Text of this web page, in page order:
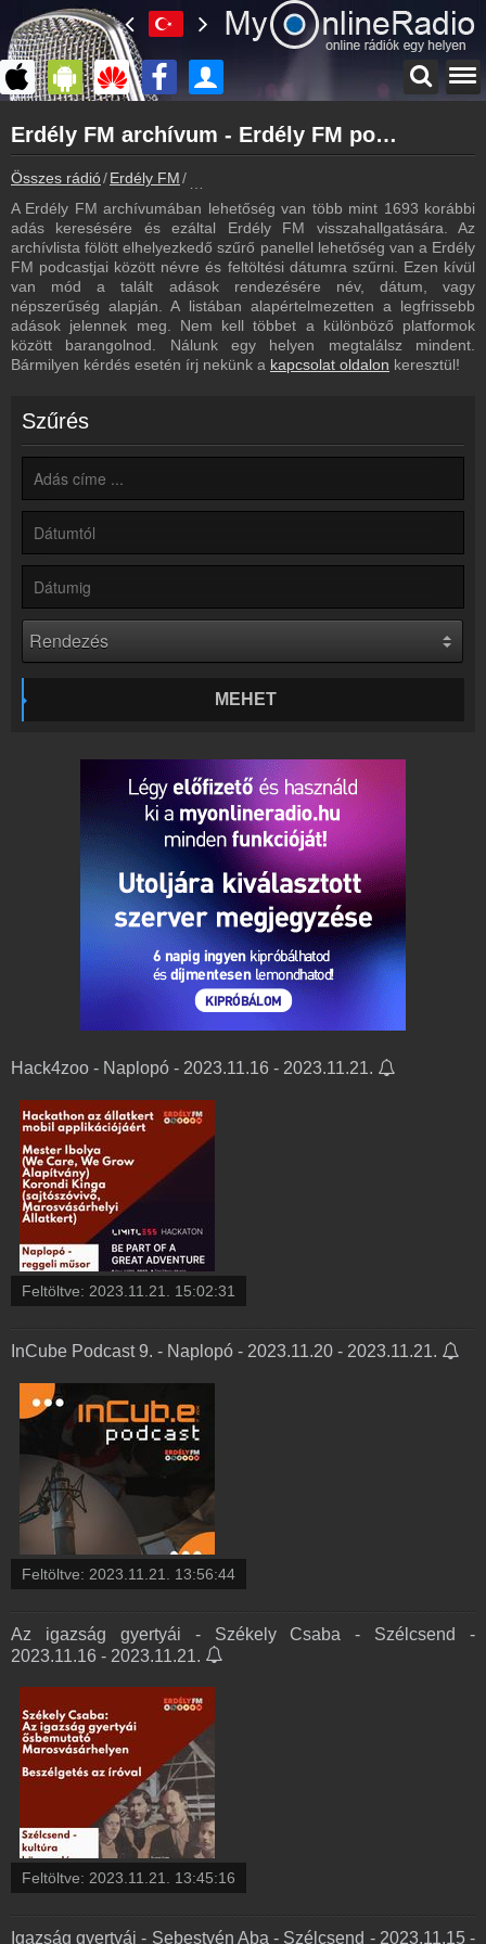
myonlineradio.hu
Erdély FM
Vissza az Erdély FM oldalára
Bejelentkezés
Hozz létre saját fiókot!
Frekvenciák
Erdély FM frekvencia
Műsorújság
Erdély FM műsorai
Írj nekünk!
Partnerek
Rádiós partnerek
Rádió beágyazás
Ágyazd be weboldaladba
Online rádió készítés
Készítés lépésről lépésre
Erdély FM archívum - Erdély FM podcasts - Erdély FM visszahallgatás
Összes rádió Erdély FM
A Erdély FM archívumában lehetőség van több mint 1693 korábbi
adás keresésére és ezáltal Erdély FM visszahallgatására. Az
archívlista fölött elhelyezkedő szűrő panellel lehetőség van a Erdély
FM podcastjai között névre és feltöltési dátumra szűrni. Ezen kívül
van mód a talált adások rendezésére név, dátum, vagy
népszerűség alapján. A listában alapértelmezetten a legfrissebb
adások jelennek meg. Nem kell többet a különböző platformok
között barangolnod. Nálunk egy helyen megtalálsz mindent.
Bármilyen kérdés esetén írj nekünk a kapcsolat oldalon keresztül!
Szűrés
MEHET
Hack4zoo - Naplopó - 2023.11.16 - 2023.11.21.
Feltöltve: 2023.11.21. 15:02:31
InCube Podcast 9. - Naplopó - 2023.11.20 - 2023.11.21.
Feltöltve: 2023.11.21. 13:56:44
Az igazság gyertyái - Székely Csaba - Szélcsend -
2023.11.16 - 2023.11.21.
Feltöltve: 2023.11.21. 13:45:16
Igazság gyertyái - Sebestyén Aba - Szélcsend - 2023.11.15 -